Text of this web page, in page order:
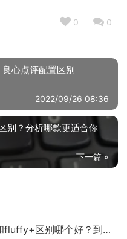
0 0
心点评配置区别
2022/09/26 08:36
别？分析哪款更适合你
下一篇 »
「求助」戴森v8fluffyextra和fluffy+区别哪个好？到底要怎么选择